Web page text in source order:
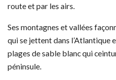
route et par les airs.
Ses montagnes et vallées
qui se jettent dans l’Atlantique
plages de sable blanc qui
péninsule.